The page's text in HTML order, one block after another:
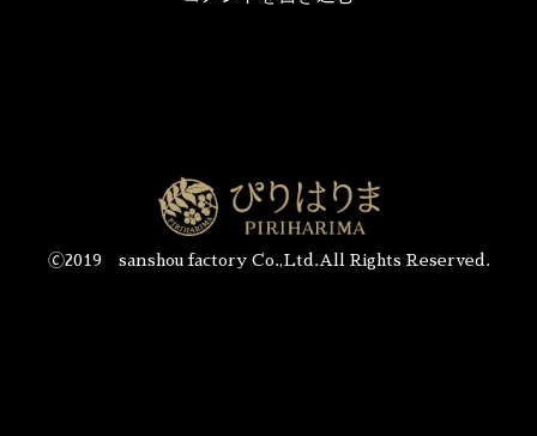
🄫2019 sanshou factory Co.,Ltd.All Rights Reserved.